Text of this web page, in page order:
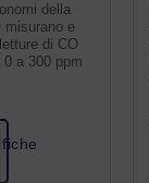
della
misurano e
di CO
a 300 ppm